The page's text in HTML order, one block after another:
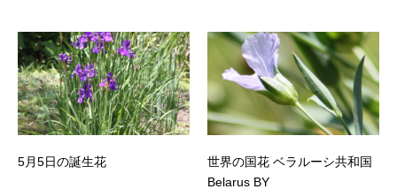
5月5日の誕生花
世界の国花 ベラルーシ共和国
Belarus BY